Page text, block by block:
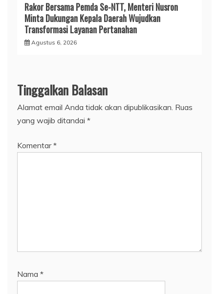
Rakor Bersama Pemda Se-NTT, Menteri Nusron
Minta Dukungan Kepala Daerah Wujudkan
Transformasi Layanan Pertanahan
Agustus 6, 2026
Tinggalkan Balasan
Alamat email Anda tidak akan dipublikasikan. Ruas
yang wajib ditandai *
Komentar*
Nama *